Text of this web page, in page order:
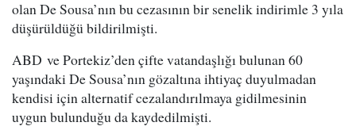
olan De Sousa’nın bu cezasının bir senelik indirimle 3 yıla
düşürüldüğü bildirilmişti.
ABD ve Portekiz’den çifte vatandaşlığı bulunan 60
yaşındaki De Sousa’nın gözaltına ihtiyaç duyulmadan
kendisi için alternatif cezalandırılmaya gidilmesinin
uygun bulunduğu da kaydedilmişti.